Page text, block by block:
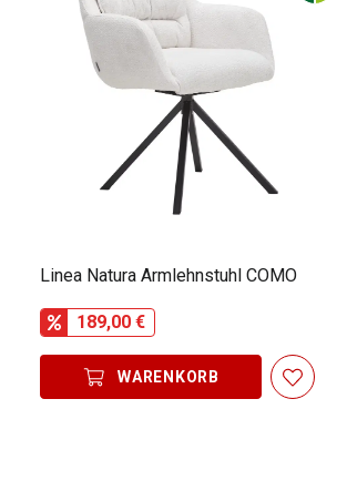
Linea Natura Armlehnstuhl COMO
189,00 €
WARENKORB